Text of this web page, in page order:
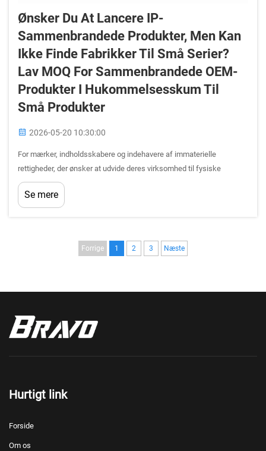
Ønsker Du At Lancere IP-
Sammenbrandede Produkter, Men Kan
Ikke Finde Fabrikker Til Små Serier?
Lav MOQ For Sammenbrandede OEM-
Produkter I Hukommelsesskum Til
Små Produkter
2026-05-20 10:30:00
For mærker, indholdsskabere og indehavere af immaterielle
rettigheder, der ønsker at udvide deres virksomhed til fysiske
merchandiseprodukter, repræsenterer kategorien
hukommelsesskum-puder ét af de mest kommercielt attraktive
Se mere
Forrige 1 2 3 Næste
Hurtigt link
Forside
Om os